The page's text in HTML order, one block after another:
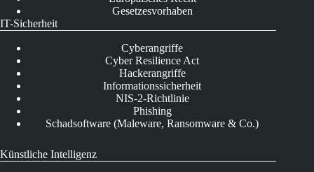
Gesetzesvorhaben
IT-Sicherheit
Cyberangriffe
Cyber Resilience Act
Hackerangriffe
Informationssicherheit
NIS-2-Richtlinie
Phishing
Schadsoftware (Maleware, Ransomware & Co.)
Künstliche Intelligenz